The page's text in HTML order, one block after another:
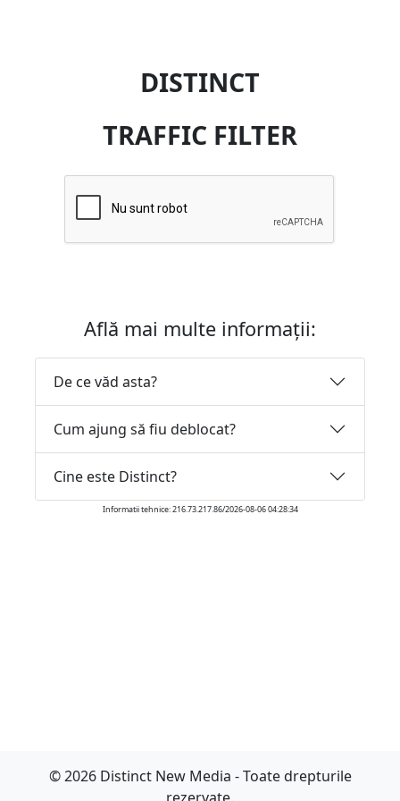
DISTINCT
TRAFFIC FILTER
Află mai multe informații:
De ce văd asta?
Cum ajung să fiu deblocat?
Cine este Distinct?
Informatii tehnice: 216.73.217.86/2026-08-06 04:28:34
© 2026 Distinct New Media - Toate drepturile